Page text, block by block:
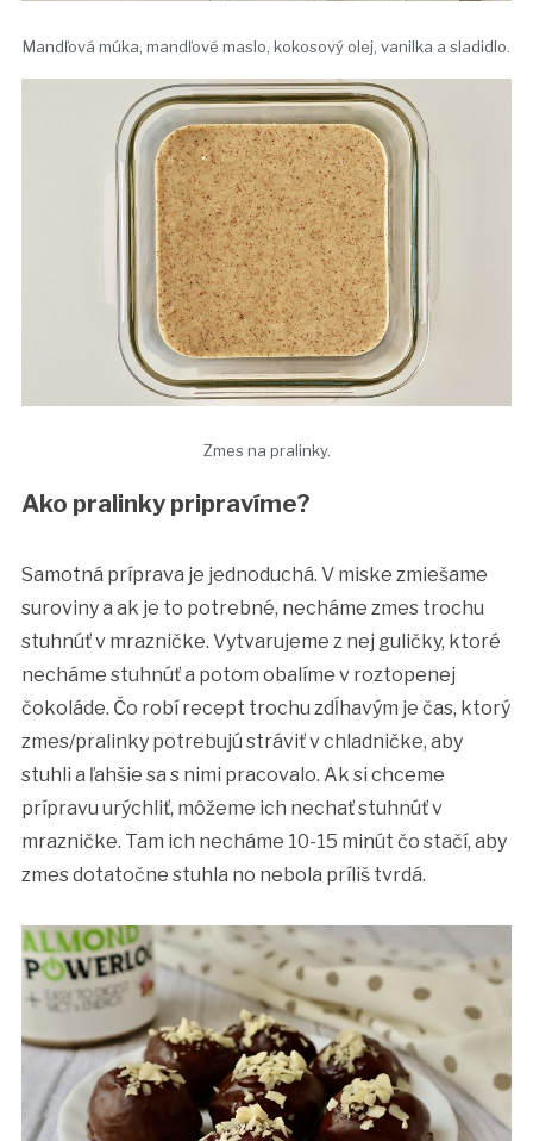
Mandľová múka, mandľové maslo, kokosový olej, vanilka a sladidlo.
Zmes na pralinky.
Ako pralinky pripravíme?
Samotná príprava je jednoduchá. V miske zmiešame
suroviny a ak je to potrebné, necháme zmes trochu
stuhnúť v mrazničke. Vytvarujeme z nej guličky, ktoré
necháme stuhnúť a potom obalíme v roztopenej
čokoláde. Čo robí recept trochu zdĺhavým je čas, ktorý
zmes/pralinky potrebujú stráviť v chladničke, aby
stuhli a ľahšie sa s nimi pracovalo. Ak si chceme
prípravu urýchliť, môžeme ich nechať stuhnúť v
mrazničke. Tam ich necháme 10-15 minút čo stačí, aby
zmes dotatočne stuhla no nebola príliš tvrdá.